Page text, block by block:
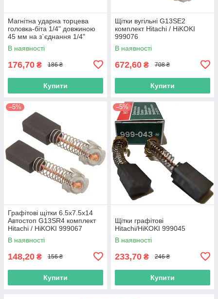
Магнітна ударна торцева
головка-біта 1/4" довжиною
45 мм на з`єднання 1/4"
Hikoki (Hitachi) 752362
В наявності
176,70 ₴ 186 ₴
Купити
Щітки вугільні G13SE2
комплект Hitachi / HiKOKI
999076
В наявності
672,60 ₴ 708 ₴
Купити
–5%
Графітові щітки 6.5х7.5х14
Автостоп G13SR4 комплект
Hitachi / HiKOKI 999067
В наявності
148,20 ₴ 156 ₴
Купити
–5%
Щітки графітові
Hitachi/HiKOKI 999045
В наявності
233,70 ₴ 246 ₴
Купити